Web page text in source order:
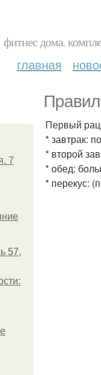
фитнес дома.
главная
7
57,
Первый
* завтрак:
* второй
* обед:
* перекус: